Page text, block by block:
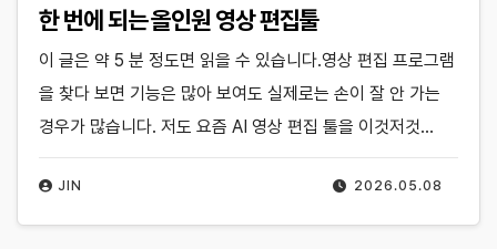
한 번에 되는 올인원 영상 편집툴
2026.05.08
JIN
이 글은 약 5 분 정도면 읽을 수 있습니다.영상 편집 프로그램
을 찾다 보면 기능은 많아 보여도 실제로는 손이 잘 안 가는
경우가 많습니다. 저도 요즘 AI 영상 편집 툴을 이것저것…